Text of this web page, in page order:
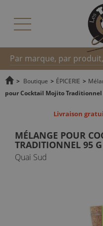
Recherche
> Boutique > ÉPICERIE >
pour Cocktail Mojito Traditionnel
Livraison
MÉLANGE POUR
TRADITIONNEL 95 G
Quai Sud